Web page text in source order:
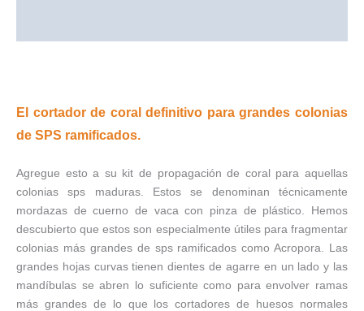
El cortador de coral definitivo para grandes colonias
de SPS ramificados.
Agregue esto a su kit de propagación de coral para aquellas
colonias sps maduras. Estos se denominan técnicamente
mordazas de cuerno de vaca con pinza de plástico. Hemos
descubierto que estos son especialmente útiles para fragmentar
colonias más grandes de sps ramificados como Acropora. Las
grandes hojas curvas tienen dientes de agarre en un lado y las
mandíbulas se abren lo suficiente como para envolver ramas
más grandes de lo que los cortadores de huesos normales